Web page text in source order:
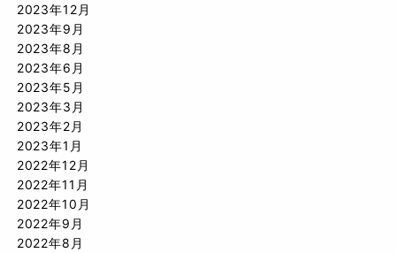
2023年12月
2023年9月
2023年8月
2023年6月
2023年5月
2023年3月
2023年2月
2023年1月
2022年12月
2022年11月
2022年10月
2022年9月
2022年8月